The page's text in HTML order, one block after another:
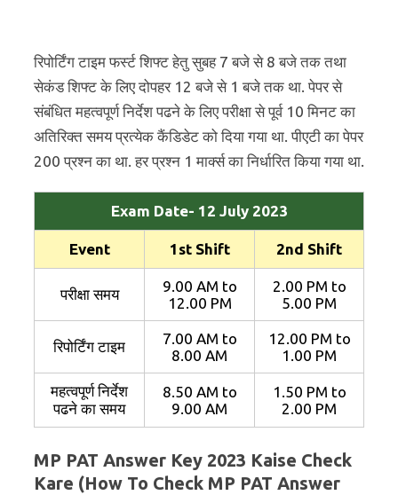
रिपोर्टिंग टाइम फर्स्ट शिफ्ट हेतु सुबह 7 बजे से 8 बजे तक तथा
सेकंड शिफ्ट के लिए दोपहर 12 बजे से 1 बजे तक था. पेपर से
संबंधित महत्वपूर्ण निर्देश पढने के लिए परीक्षा से पूर्व 10 मिनट का
अतिरिक्त समय प्रत्येक कैंडिडेट को दिया गया था. पीएटी का पेपर
200 प्रश्न का था. हर प्रश्न 1 मार्क्स का निर्धारित किया गया था.
Exam Date- 12 July 2023
Event 1st Shift 2nd Shift
परीक्षा समय
9.00 AM to
12.00 PM
2.00 PM to
5.00 PM
रिपोर्टिंग टाइम
7.00 AM to
8.00 AM
12.00 PM to
1.00 PM
महत्वपूर्ण निर्देश
पढने का समय
8.50 AM to
9.00 AM
1.50 PM to
2.00 PM
MP PAT Answer Key 2023 Kaise Check
Kare (How To Check MP PAT Answer